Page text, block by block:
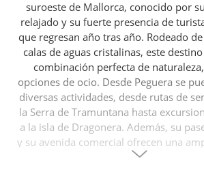
suroeste de Mallorca, conocido por
relajado y su fuerte presencia de
que regresan año tras año. Rodeado
calas de aguas cristalinas, este
combinación perfecta de
opciones de ocio. Desde Peguera se
diversas actividades, desde rutas de
la Serra de Tramuntana hasta
a la isla de Dragonera. Además, su
y su avenida comercial ofrecen una
de tiendas, bares y